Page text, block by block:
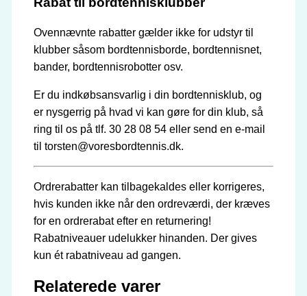
Ovennævnte rabatter gælder ikke for udstyr til
klubber såsom bordtennisborde, bordtennisnet,
bander, bordtennisrobotter osv.
Er du indkøbsansvarlig i din bordtennisklub, og
er nysgerrig på hvad vi kan gøre for din klub, så
ring til os på tlf. 30 28 08 54 eller send en e-mail
til torsten@voresbordtennis.dk.
Ordrerabatter kan tilbagekaldes eller korrigeres,
hvis kunden ikke når den ordreværdi, der kræves
for en ordrerabat efter en returnering!
Rabatniveauer udelukker hinanden. Der gives
kun ét rabatniveau ad gangen.
Relaterede varer